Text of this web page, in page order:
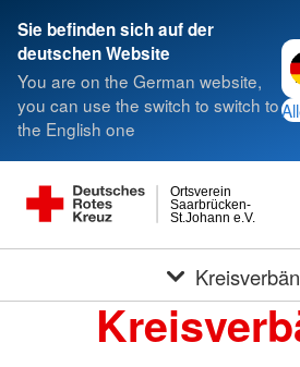
Sie befinden sich auf der
deutschen Website
You are on the German website,
you can use the switch to switch to
the English one
St.Johann e.V.
Saarbrücken-
Ortsverein